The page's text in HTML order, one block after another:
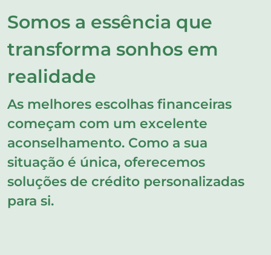
Somos a essência que
transforma sonhos em
realidade
As melhores escolhas financeiras
começam com um excelente
aconselhamento. Como a sua
situação é única, oferecemos
soluções de crédito personalizadas
para si.